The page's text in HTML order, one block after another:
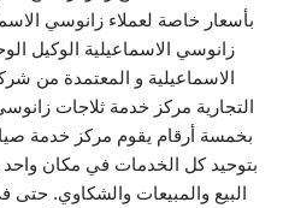
بأسعار خاصة لعملاء زانوسي
زانوسي الاسماعيلية الوكيل
الاسماعيلية و المعتمدة من
التجارية مركز خدمة ثلاجات
بخمسة أرقام يقوم مركز خدمة
بتوحيد كل الخدمات في مكان
البيع والمبيعات والشكاوي.